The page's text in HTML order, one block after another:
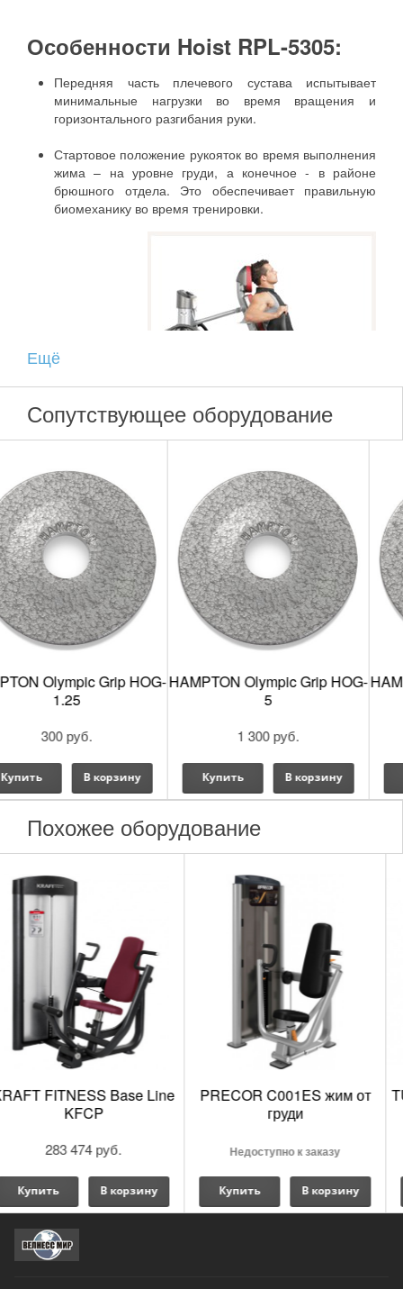
Особенности Hoist RPL-5305:
Передняя часть плечевого сустава испытывает
минимальные нагрузки во время вращения и
горизонтального разгибания руки.
Стартовое положение рукояток во время выполнения
жима – на уровне груди, а конечное - в районе
брюшного отдела. Это обеспечивает правильную
биомеханику во время тренировки.
нескольких групп грудных мышц обеспечивается
Простая регулировка сиденья благодаря храповому
механизму.
Каталог силовых тренажеров Roc-It Line Plate-Loaded
Ещё
Сопутствующее оборудование
HAMPTON Olympic Grip HOG-
1 300 руб.
Купить В корзину
HAMPTON Olympic Grip HOG-
600 руб.
Купить В корзину
Похожее оборудование
PRECOR C001ES жим от
груди
Недоступно к заказу
Купить В корзину
TUFFSTUFF Cal Gym Series
CG-9503
+7 495 989 80 70
Купить В корзину